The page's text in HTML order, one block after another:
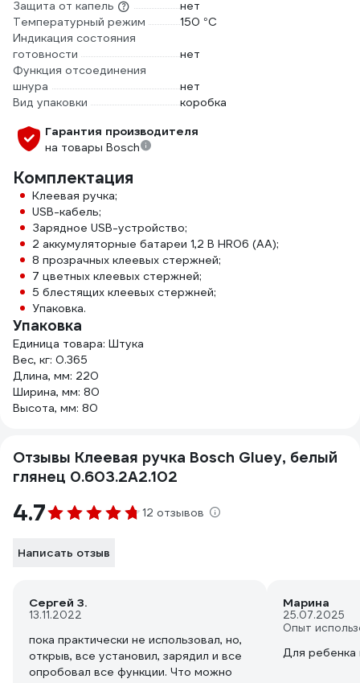
Защита от капель
нет
Температурный режим
150 °С
Индикация состояния
готовности
нет
Функция отсоединения
шнура
нет
Вид упаковки
коробка
Гарантия производителя
на товары Bosch
Комплектация
Клеевая ручка;
USB-кабель;
Зарядное USB-устройство;
2 аккумуляторные батареи 1,2 В HR06 (AA);
8 прозрачных клеевых стержней;
7 цветных клеевых стержней;
5 блестящих клеевых стержней;
Упаковка.
Упаковка
Единица товара: Штука
Вес, кг: 0.365
Длина, мм: 220
Ширина, мм: 80
Высота, мм: 80
Отзывы Клеевая ручка Bosch Gluey, белый
глянец 0.603.2A2.102
4.7 12 отзывов
Написать отзыв
Сергей З.
13.11.2022
пока практически не использовал, но,
открыв, все установил, зарядил и все
опробовал все функции. Что можно
Марина
25.07.2025
Опыт
Для ребенка